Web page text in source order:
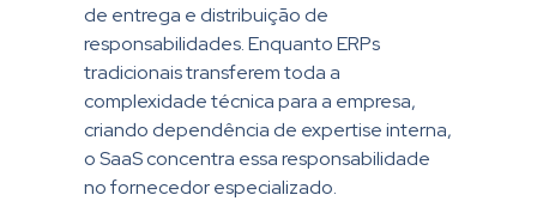
de entrega e distribuição de
responsabilidades. Enquanto ERPs
tradicionais transferem toda a
complexidade técnica para a empresa,
criando dependência de expertise interna,
o SaaS concentra essa responsabilidade
no fornecedor especializado.